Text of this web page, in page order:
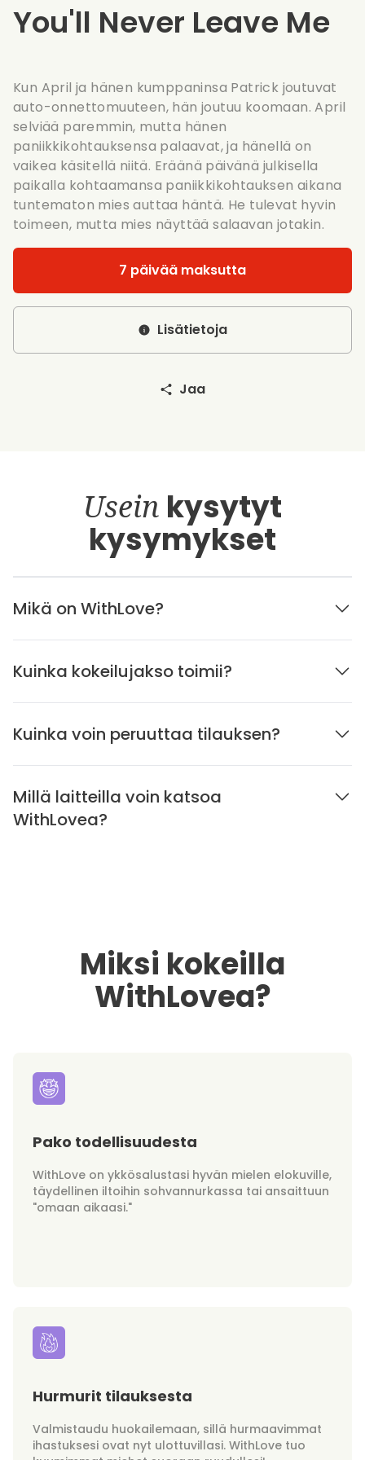
You'll Never Leave Me
Kun April ja hänen kumppaninsa Patrick joutuvat
auto-onnettomuuteen, hän joutuu koomaan. April
selviää paremmin, mutta hänen
paniikkikohtauksensa palaavat, ja hänellä on
vaikea käsitellä niitä. Eräänä päivänä julkisella
paikalla kohtaamansa paniikkikohtauksen aikana
tuntematon mies auttaa häntä. He tulevat hyvin
toimeen, mutta mies näyttää salaavan jotakin.
7 päivää maksutta
Lisätietoja
Jaa
Usein kysytyt
kysymykset
Mikä on WithLove?
Kuinka kokeilujakso toimii?
Kuinka voin peruuttaa tilauksen?
Millä laitteilla voin katsoa
WithLovea?
Miksi kokeilla
WithLovea?
Pako todellisuudesta
WithLove on ykkösalustasi hyvän mielen elokuville,
täydellinen iltoihin sohvannurkassa tai ansaittuun
"omaan aikaasi."
Hurmurit tilauksesta
Valmistaudu huokailemaan, sillä hurmaavimmat
ihastuksesi ovat nyt ulottuvillasi. WithLove tuo